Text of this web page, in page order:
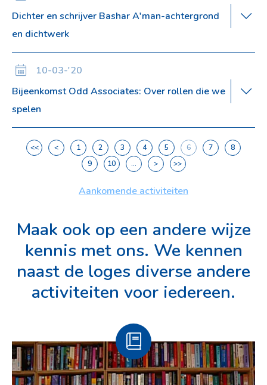
Dichter en schrijver Bashar A'man-achtergrond
en dichtwerk
10-03-'20
Bijeenkomst Odd Associates: Over rollen die we
spelen
<< < 1 2 3 4 5 6 7
8
9
10 ... > >>
Aankomende activiteiten
Maak ook op een andere wijze
kennis met ons. We kennen
naast de loges diverse andere
activiteiten voor iedereen.